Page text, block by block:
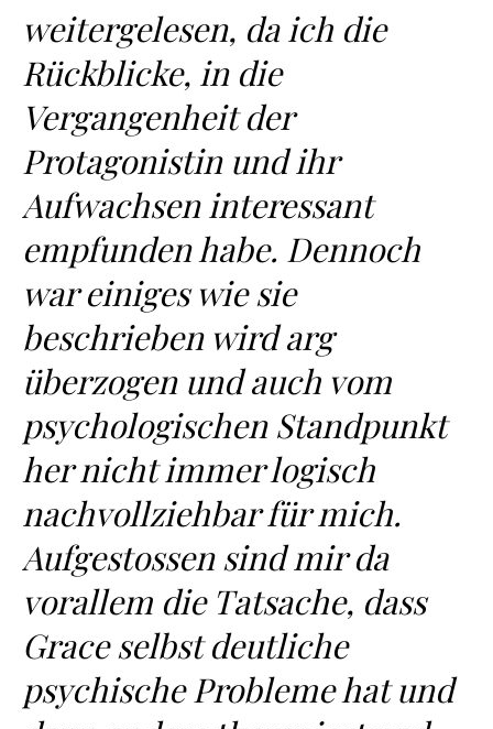
weitergelesen, da ich die
Rückblicke, in die
Vergangenheit der
Protagonistin und ihr
Aufwachsen interessant
empfunden habe. Dennoch
war einiges wie sie
beschrieben wird arg
überzogen und auch vom
psychologischen Standpunkt
her nicht immer logisch
nachvollziehbar für mich.
Aufgestossen sind mir da
vorallem die Tatsache, dass
Grace selbst deutliche
psychische Probleme hat und